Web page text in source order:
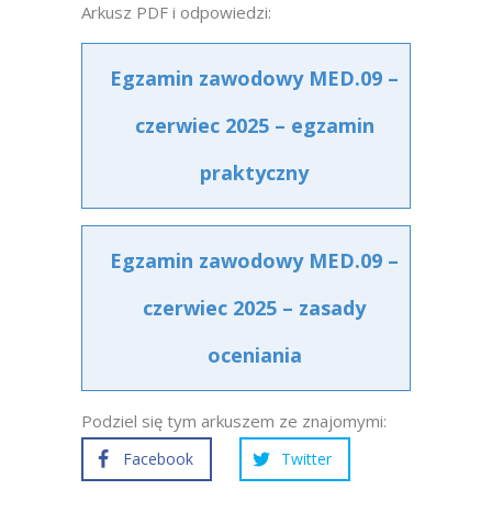
Arkusz PDF i odpowiedzi:
Egzamin zawodowy MED.09 –
czerwiec 2025 – egzamin
praktyczny
Egzamin zawodowy MED.09 –
czerwiec 2025 – zasady
oceniania
Podziel się tym arkuszem ze znajomymi:
Facebook Twitter